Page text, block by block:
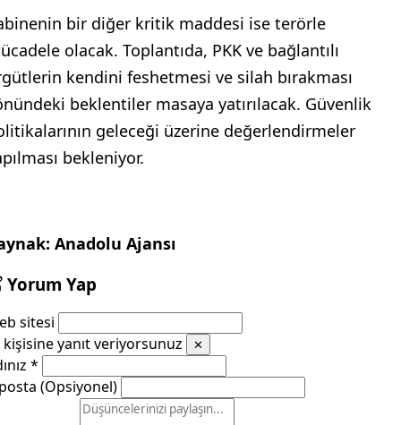
bir diğer kritik maddesi ise terörle
olacak. Toplantıda, PKK ve bağlantılı
kendini feshetmesi ve silah bırakması
beklentiler masaya yatırılacak. Güvenlik
geleceği üzerine değerlendirmeler
bekleniyor.
Anadolu Ajansı
Yorum Yap
sitesi
kişisine yanıt veriyorsunuz
✕
*
(Opsiyonel)